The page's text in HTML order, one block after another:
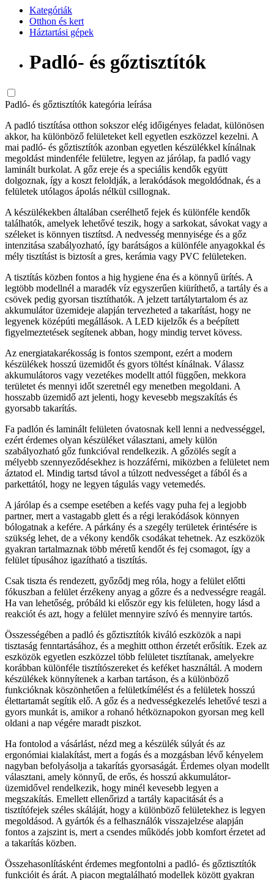
Kategóriák
Otthon és kert
Háztartási gépek
Padló- és gőztisztítók
Padló- és gőztisztítók kategória leírása
A padló tisztítása otthon sokszor elég időigényes feladat, különösen
akkor, ha különböző felületeket kell egyetlen eszközzel kezelni. A
mai padló- és gőztisztítók azonban egyetlen készülékkel kínálnak
megoldást mindenféle felületre, legyen az járólap, fa padló vagy
laminált burkolat. A gőz ereje és a speciális kendők együtt
dolgoznak, így a koszt feloldják, a lerakódások megoldódnak, és a
felületek utólagos ápolás nélkül csillognak.
A készülékekben általában cserélhető fejek és különféle kendők
találhatók, amelyek lehetővé teszik, hogy a sarkokat, sávokat vagy a
széleket is könnyen tisztítsd. A nedvesség mennyisége és a gőz
intenzitása szabályozható, így barátságos a különféle anyagokkal és
mély tisztítást is biztosít a gres, kerámia vagy PVC felületeken.
A tisztítás közben fontos a hig hygiene éna és a könnyű ürítés. A
legtöbb modellnél a maradék víz egyszerűen kiüríthető, a tartály és a
csövek pedig gyorsan tisztíthatók. A jelzett tartálytartalom és az
akkumulátor üzemideje alapján tervezheted a takarítást, hogy ne
legyenek középúti megállások. A LED kijelzők és a beépített
figyelmeztetések segítenek abban, hogy mindig tervet kövess.
Az energiatakarékosság is fontos szempont, ezért a modern
készülékek hosszú üzemidőt és gyors töltést kínálnak. Válassz
akkumulátoros vagy vezetékes modellt attól függően, mekkora
területet és mennyi időt szeretnél egy menetben megoldani. A
hosszabb üzemidő azt jelenti, hogy kevesebb megszakítás és
gyorsabb takarítás.
Fa padlón és laminált felületen óvatosnak kell lenni a nedvességgel,
ezért érdemes olyan készüléket választani, amely külön
szabályozható gőz funkcióval rendelkezik. A gőzölés segít a
mélyebb szennyeződésekhez is hozzáférni, miközben a felületet nem
áztatod el. Mindig tartsd távol a túlzott nedvességet a fából és a
parkettától, hogy ne legyen tágulás vagy vetemedés.
A járólap és a csempe esetében a kefés vagy puha fej a legjobb
partner, mert a vastagabb glett és a régi lerakódások könnyen
bólogatnak a kefére. A párkány és a szegély területek érintésére is
szükség lehet, de a vékony kendők csodákat tehetnek. Az eszközök
gyakran tartalmaznak több méretű kendőt és fej csomagot, így a
felület típusához igazítható a tisztítás.
Csak tiszta és rendezett, győződj meg róla, hogy a felület előtti
fókuszban a felület érzékeny anyag a gőzre és a nedvességre reagál.
Ha van lehetőség, próbáld ki először egy kis felületen, hogy lásd a
reakciót és azt, hogy a felület mennyire szívó és mennyire tartós.
Összességében a padló és gőztisztítók kiváló eszközök a napi
tisztaság fenntartásához, és a meghitt otthon érzetét erősítik. Ezek az
eszközök egyetlen eszközzel több felületet tisztítanak, amelyekre
korábban különféle tisztítószereket és keféket használtál. A modern
készülékek könnyítenek a karban tartáson, és a különböző
funkcióknak köszönhetően a felületkímélést és a felületek hosszú
élettartamát segítik elő. A gőz és a nedvességkezelés lehetővé teszi a
gyors munkát is, amikor a rohanó hétköznapokon gyorsan meg kell
oldani a nap végére maradt piszkot.
Ha fontolod a vásárlást, nézd meg a készülék súlyát és az
ergonómiai kialakítást, mert a fogás és a mozgásban lévő kényelem
nagyban befolyásolja a takarítás gyorsaságát. Érdemes olyan modellt
választani, amely könnyű, de erős, és hosszú akkumulátor-
üzemidővel rendelkezik, hogy minél kevesebb legyen a
megszakítás. Emellett ellenőrizd a tartály kapacitását és a
tisztítófejek széles skáláját, hogy a különböző felületekhez is legyen
megoldásod. A gyártók és a felhasználók visszajelzése alapján
fontos a zajszint is, mert a csendes működés jobb komfort érzetet ad
a takarítás közben.
Összehasonlításként érdemes megfontolni a padló- és gőztisztítók
funkcióit és árát. A piacon megtalálható modellek között gyakran